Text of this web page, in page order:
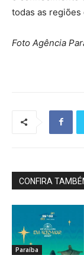
todas as regiões
Foto Agência
CONFIRA
Paraíba